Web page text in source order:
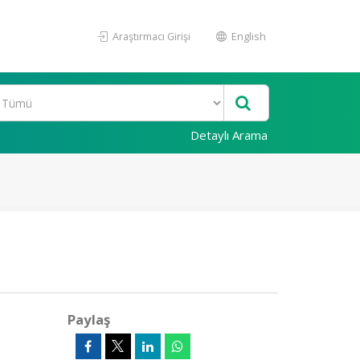
Araştırmacı Girişi English
Detaylı Arama
Paylaş